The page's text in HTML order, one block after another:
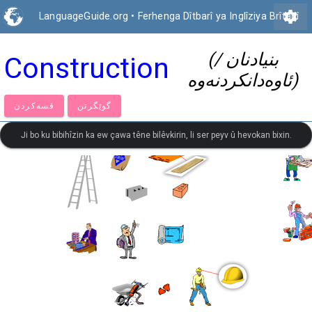
LanguageGuide.org • Ferhenga Dîtbarî ya Inglîziya Brîtanî
settings
Construction
(بنیادنان /
ئاوەدانکردنەوە)
قسەكردن گوێگرتن
Ji bo ku bibihîzin ka ew çawa têne bilêvkirin, li ser peyv û hevokan bixin.